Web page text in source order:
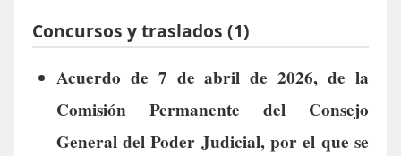
Concursos y traslados (1)
Acuerdo de 7 de abril de 2026, de la
Comisión Permanente del Consejo
General del Poder Judicial, por el que se